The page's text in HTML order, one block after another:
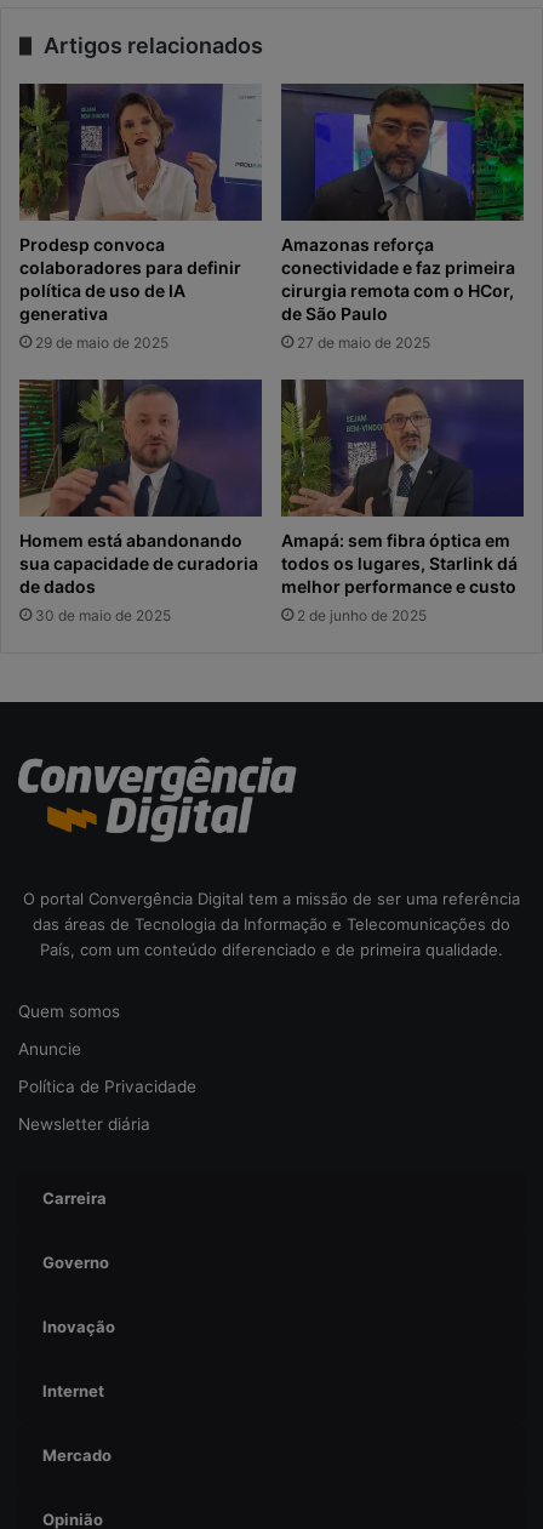
Artigos relacionados
Prodesp convoca
colaboradores para definir
política de uso de IA
generativa
29 de maio de 2025
Amazonas reforça
conectividade e faz primeira
cirurgia remota com o HCor,
de São Paulo
27 de maio de 2025
Homem está abandonando
sua capacidade de curadoria
de dados
30 de maio de 2025
Amapá: sem fibra óptica em
todos os lugares, Starlink dá
melhor performance e custo
2 de junho de 2025
O portal Convergência Digital tem a missão de ser uma referência
das áreas de Tecnologia da Informação e Telecomunicações do
País, com um conteúdo diferenciado e de primeira qualidade.
Quem somos
Anuncie
Política de Privacidade
Newsletter diária
Carreira
Governo
Inovação
Internet
Mercado
Opinião